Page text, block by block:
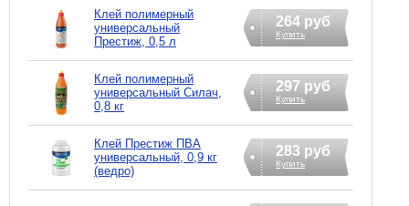
Клей полимерный
универсальный
Престиж, 0,5 л
264 руб
Купить
Клей полимерный
универсальный Силач,
0,8 кг
297 руб
Купить
Клей Престиж ПВА
универсальный, 0,9 кг
(ведро)
283 руб
Купить